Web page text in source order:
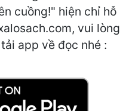
cuồng!" hiện chỉ hỗ
vui lòng
app về đọc nhé :